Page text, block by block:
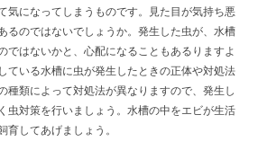
気になってしまうものです。見た目が気持ち悪
るのではないでしょうか。発生した虫が、水槽
ではないかと、心配になることもあるりますよ
ている水槽に虫が発生したときの正体や対処法
種類によって対処法が異なりますので、発生し
虫対策を行いましょう。水槽の中をエビが生活
育してあげましょう。